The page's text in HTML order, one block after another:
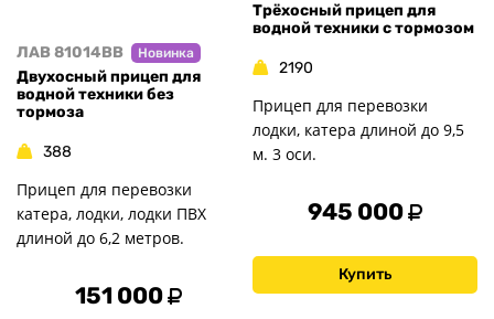
ЛАВ 81014BB Новинка
Двухосный прицеп для
водной техники без
тормоза
388
Прицеп для перевозки
катера, лодки, лодки ПВХ
длиной до 6,2 метров.
151 000
Трёхосный прицеп для
водной техники с тормозом
2190
Прицеп для перевозки
лодки, катера длиной до 9,5
м. 3 оси.
945 000
Купить